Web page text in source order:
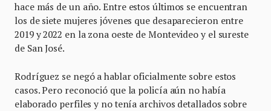
hace más de un año. Entre estos últimos se encuentran
los de siete mujeres jóvenes que desaparecieron entre
2019 y 2022 en la zona oeste de Montevideo y el sureste
de San José.
Rodríguez se negó a hablar oficialmente sobre estos
casos. Pero reconoció que la policía aún no había
elaborado perfiles y no tenía archivos detallados sobre